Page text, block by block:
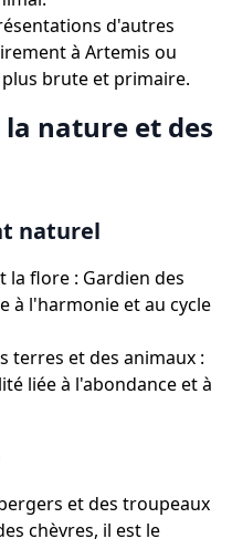
d'autres
à Artemis ou
brute et primaire.
nature et des
naturel
la flore : Gardien des
à l'harmonie et au cycle
terres et des animaux :
liée à l'abondance et à
et des troupeaux
chèvres, il est le